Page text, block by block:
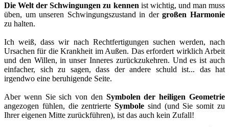
Die Welt der Schwingungen zu kennen ist wichtig, und man muss
üben, um unseren Schwingungszustand in dergroßen Harmonie
zu halten.
Ich weiß, dass wir nach Rechtfertigungen suchen werden, nach
Ursachen für die Krankheit im Außen. Das erfordert wirklich Arbeit
und den Willen, in unser Inneres zurückzukehren. Und es ist auch
einfacher, sich zu sagen, dass der andere schuld ist... das hat
irgendwo eine beruhigende Seite.
Aber wenn Sie sich von den Symbolen der heiligen Geometrie
angezogen fühlen, die zentrierteSymbole sind (und Sie somit zu
Ihrer eigenen Mitte zurückführen), ist das auch kein Zufall!